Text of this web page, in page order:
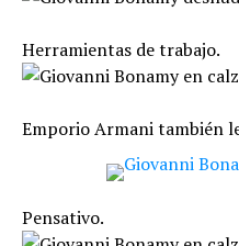
Herramientas de trabajo.
Emporio Armani también
Pensativo.